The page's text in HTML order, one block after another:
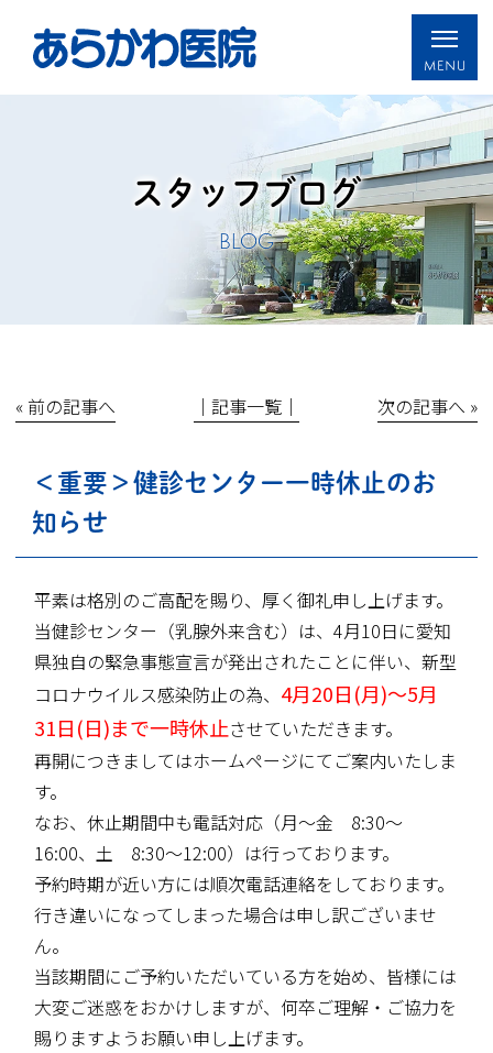
スタッフブログ
BLOG
« 前の記事へ │記事一覧│ 次の記事へ »
＜重要＞健診センター一時休止のお
知らせ
平素は格別のご高配を賜り、厚く御礼申し上げます。
当健診センター（乳腺外来含む）は、4月10日に愛知
県独自の緊急事態宣言が発出されたことに伴い、新型
コロナウイルス感染防止の為、 4月20日(月)～5月
31日(日)まで一時休止させていただきます。
再開につきましてはホームページにてご案内いたしま
す。
なお、休止期間中も電話対応（月～金 8:30～
16:00、土 8:30～12:00）は行っております。
予約時期が近い方には順次電話連絡をしております。
行き違いになってしまった場合は申し訳ございませ
ん。
当該期間にご予約いただいている方を始め、皆様には
大変ご迷惑をおかけしますが、何卒ご理解・ご協力を
賜りますようお願い申し上げます。